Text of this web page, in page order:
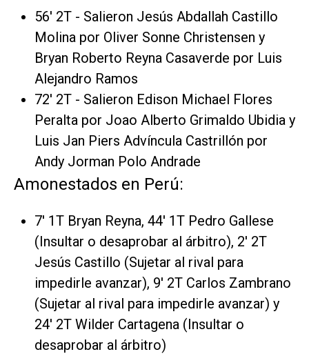
56' 2T - Salieron Jesús Abdallah Castillo
Molina por Oliver Sonne Christensen y
Bryan Roberto Reyna Casaverde por Luis
Alejandro Ramos
72' 2T - Salieron Edison Michael Flores
Peralta por Joao Alberto Grimaldo Ubidia y
Luis Jan Piers Advíncula Castrillón por
Andy Jorman Polo Andrade
Amonestados en Perú:
7' 1T Bryan Reyna, 44' 1T Pedro Gallese
(Insultar o desaprobar al árbitro), 2' 2T
Jesús Castillo (Sujetar al rival para
impedirle avanzar), 9' 2T Carlos Zambrano
(Sujetar al rival para impedirle avanzar) y
24' 2T Wilder Cartagena (Insultar o
desaprobar al árbitro)